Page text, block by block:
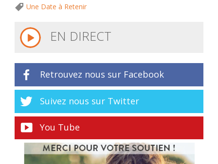
Une Date à Retenir
EN DIRECT
Retrouvez nous sur Facebook
Suivez nous sur Twitter
You Tube